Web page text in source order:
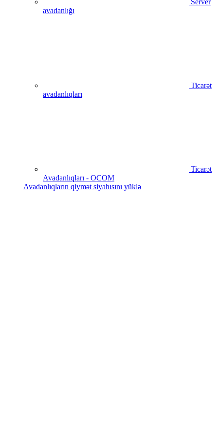
avadanlığı
Ticarət
avadanlıqları
Ticarət
Avadanlıqları - OCOM
Avadanlıqların qiymət siyahısını yüklə